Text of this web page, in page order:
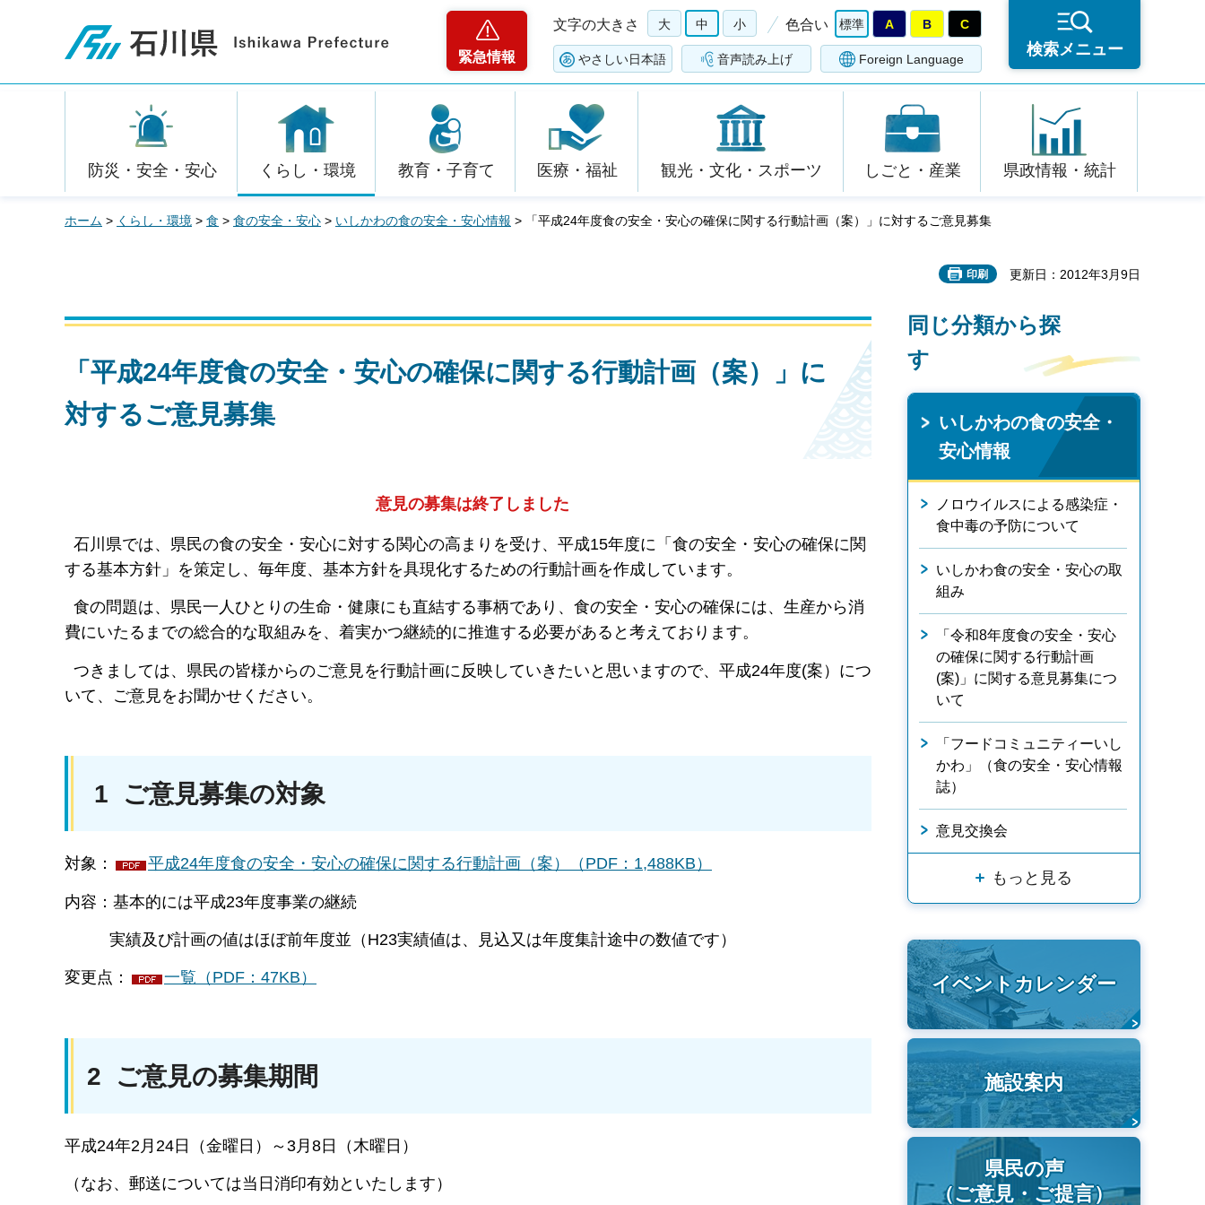
石川県
緊急情報
文字の大きさ 大 中 小 色合い 標準 A B C
やさしい日本語 音声読み上げ Foreign Language
検索メニュー
防災・安全・安心 くらし・環境 教育・子育て 医療・福祉 観光・文化・スポーツ しごと・産業 県政情報・統計
ホーム > くらし・環境 > 食 > 食の安全・安心 > いしかわの食の安全・安心情報 > 「平成24年度食の安全・安心の確保に関する行動計画（案）」に対するご意見募集
印刷 更新日：2012年3月9日
「平成24年度食の安全・安心の確保に関する行動計画（案）」に
対するご意見募集
意見の募集は終了しました
石川県では、県民の食の安全・安心に対する関心の高まりを受け、平成15年度に「食の安全・安心の確保に関
する基本方針」を策定し、毎年度、基本方針を具現化するための行動計画を作成しています。
食の問題は、県民一人ひとりの生命・健康にも直結する事柄であり、食の安全・安心の確保には、生産から消
費にいたるまでの総合的な取組みを、着実かつ継続的に推進する必要があると考えております。
つきましては、県民の皆様からのご意見を行動計画に反映していきたいと思いますので、平成24年度(案）につ
いて、ご意見をお聞かせください。
1 ご意見募集の対象
対象： 平成24年度食の安全・安心の確保に関する行動計画（案）（PDF：1,488KB）
内容：基本的には平成23年度事業の継続
実績及び計画の値はほぼ前年度並（H23実績値は、見込又は年度集計途中の数値です）
変更点： 一覧（PDF：47KB）
2 ご意見の募集期間
平成24年2月24日（金曜日）～3月8日（木曜日）
（なお、郵送については当日消印有効といたします）
同じ分類から探
す
いしかわの食の安全・
安心情報
ノロウイルスによる感染症・
食中毒の予防について
いしかわ食の安全・安心の取
組み
「令和8年度食の安全・安心
の確保に関する行動計画
(案)」に関する意見募集につ
いて
「フードコミュニティーいし
かわ」（食の安全・安心情報
誌）
意見交換会
もっと見る
イベントカレンダー
施設案内
県民の声
（ご意見・ご提言）